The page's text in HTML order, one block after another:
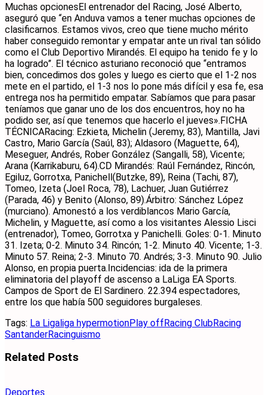
Muchas opcionesEl entrenador del Racing, José Alberto,
aseguró que “en Anduva vamos a tener muchas opciones de
clasificarnos. Estamos vivos, creo que tiene mucho mérito
haber conseguido remontar y empatar ante un rival tan sólido
como el Club Deportivo Mirandés. El equipo ha tenido fe y lo
ha logrado”. El técnico asturiano reconoció que “entramos
bien, concedimos dos goles y luego es cierto que el 1-2 nos
mete en el partido, el 1-3 nos lo pone más difícil y esa fe, esa
entrega nos ha permitido empatar. Sabíamos que para pasar
teníamos que ganar uno de los dos encuentros, hoy no ha
podido ser, así que tenemos que hacerlo el jueves».FICHA
TÉCNICARacing: Ezkieta, Michelin (Jeremy, 83), Mantilla, Javi
Castro, Mario García (Saúl, 83); Aldasoro (Maguette, 64),
Meseguer, Andrés, Rober González (Sangalli, 58), Vicente;
Arana (Karrikaburu, 64).CD Mirandés: Raúl Fernández, Rincón,
Egiluz, Gorrotxa, Panichell(Butzke, 89), Reina (Tachi, 87),
Tomeo, Izeta (Joel Roca, 78), Lachuer, Juan Gutiérrez
(Parada, 46) y Benito (Alonso, 89).Árbitro: Sánchez López
(murciano). Amonestó a los verdiblancos Mario García,
Michelin, y Maguette, así como a los visitantes Alessio Lisci
(entrenador), Tomeo, Gorrotxa y Panichelli. Goles: 0-1. Minuto
31. Izeta; 0-2. Minuto 34. Rincón; 1-2. Minuto 40. Vicente; 1-3.
Minuto 57. Reina; 2-3. Minuto 70. Andrés; 3-3. Minuto 90. Julio
Alonso, en propia puerta.Incidencias: ida de la primera
eliminatoria del playoff de ascenso a LaLiga EA Sports.
Campos de Sport de El Sardinero. 22.394 espectadores,
entre los que había 500 seguidores burgaleses.
Tags: La Ligaliga hypermotionPlay offRacing ClubRacing
SantanderRacinguismo
Related Posts
Deportes